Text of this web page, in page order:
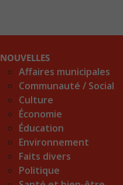
NOUVELLES
Affaires municipales
Communauté / Social
Culture
Économie
Éducation
Environnement
Faits divers
Politique